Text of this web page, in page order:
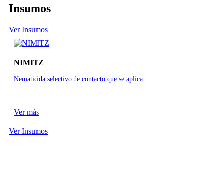
Insumos
Ver Insumos
NIMITZ
Nematicida selectivo de contacto que se aplica...
Ver más
Ver Insumos